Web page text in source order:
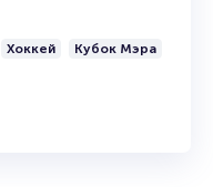
Хоккей Кубок Мэра